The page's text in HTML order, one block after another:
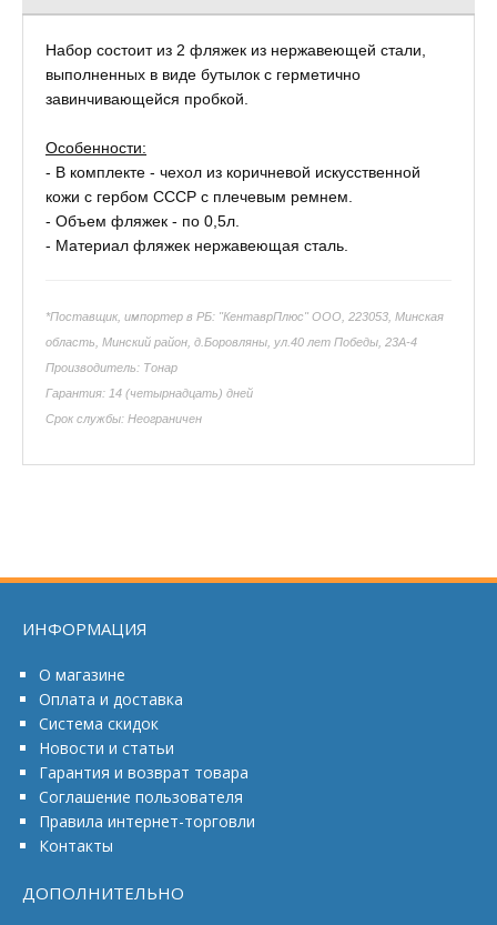
Набор состоит из 2 фляжек из нержавеющей стали,
выполненных в виде бутылок с герметично
завинчивающейся пробкой.
Особенности:
- В комплекте - чехол из коричневой искусственной
кожи с гербом СССР с плечевым ремнем.
- Объем фляжек - по 0,5л.
- Материал фляжек нержавеющая сталь.
*Поставщик, импортер в РБ: "КентаврПлюс" ООО, 223053, Минская
область, Минский район, д.Боровляны, ул.40 лет Победы, 23А-4
Производитель: Тонар
Гарантия: 14 (четырнадцать) дней
Срок службы: Неограничен
ИНФОРМАЦИЯ
О магазине
Оплата и доставка
Система скидок
Новости и статьи
Гарантия и возврат товара
Соглашение пользователя
Правила интернет-торговли
Контакты
ДОПОЛНИТЕЛЬНО